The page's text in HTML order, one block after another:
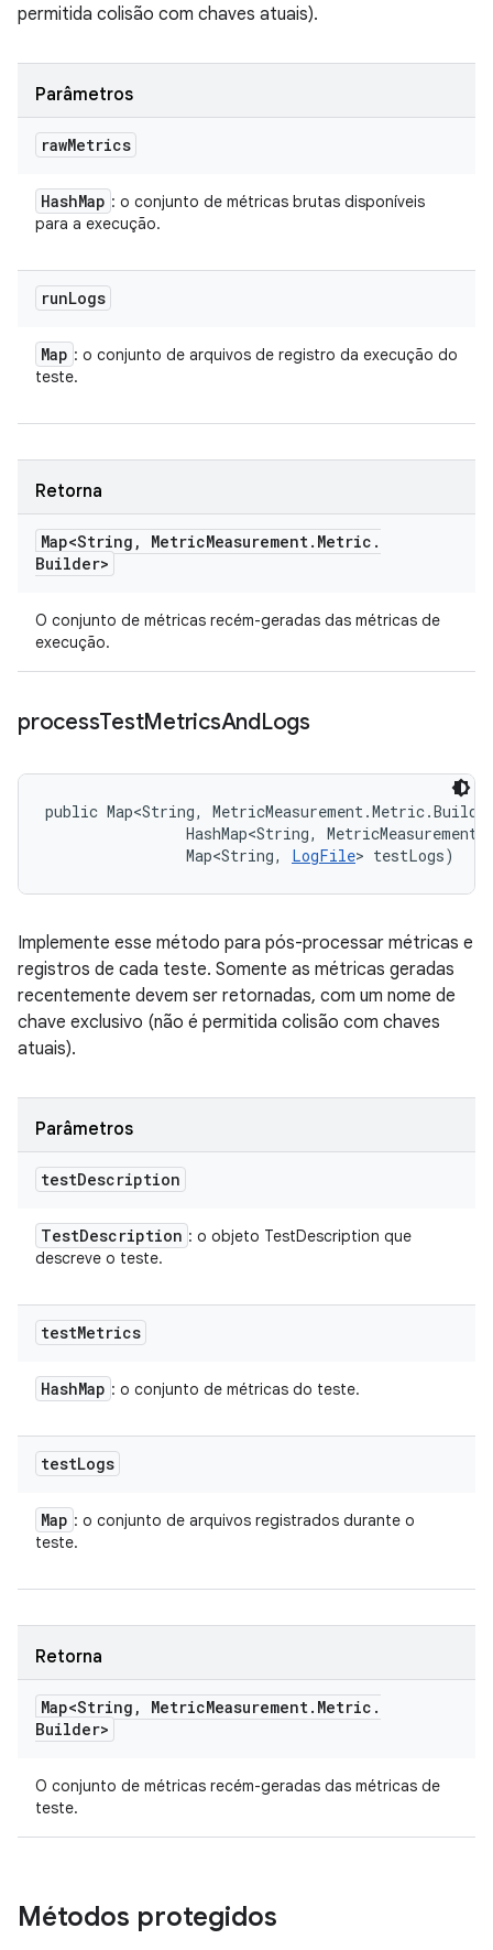
permitida colisão com chaves atuais).
Parâmetros
rawMetrics
HashMap : o conjunto de métricas brutas disponíveis
para a execução.
runLogs
Map : o conjunto de arquivos de registro da execução do
teste.
Retorna
Map<String , MetricMeasurement. Metric .
Builder>
O conjunto de métricas recém-geradas das métricas de
execução.
processTestMetricsAndLogs
public Map<String,
HashMap<String,
                Map<String,
LogFile> testLogs)
Implemente esse método para pós-processar métricas e
registros de cada teste. Somente as métricas geradas
recentemente devem ser retornadas, com um nome de
chave exclusivo (não é permitida colisão com chaves
atuais).
Parâmetros
testDescription
TestDescription : o objeto TestDescription que
descreve o teste.
testMetrics
HashMap : o conjunto de métricas do teste.
testLogs
Map : o conjunto de arquivos registrados durante o
teste.
Retorna
Map<String , MetricMeasurement. Metric .
Builder>
O conjunto de métricas recém-geradas das métricas de
teste.
Métodos protegidos